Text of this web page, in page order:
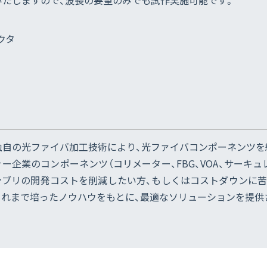
タ
の光ファイバ加工技術により、光ファイバコンポーネンツ
業のコンポーネンツ（コリメーター、FBG、VOA、サーキ
リの開発コストを削減したい方、もしくはコストダウンに
まで培ったノウハウをもとに、最適なソリューションを提